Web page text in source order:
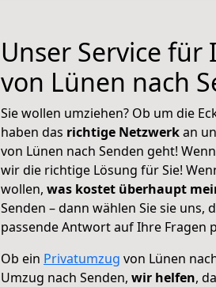
Unser Service für
von Lünen nach
Sie wollen umziehen? Ob um die
haben das richtige Netzwerkan
von Lünen nach Senden geht!
wir die richtige Lösung für Sie!
wollen, was kostet überhaupt
Senden – dann wählen Sie sie
passende Antwort auf Ihre Fragen
Ob ein Privatumzug von Lünen
Umzug nach Senden, wir helfen,